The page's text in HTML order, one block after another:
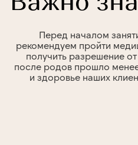
Перед началом
рекомендуем пройти
получить разрешение
после родов прошло
и здоровье наших